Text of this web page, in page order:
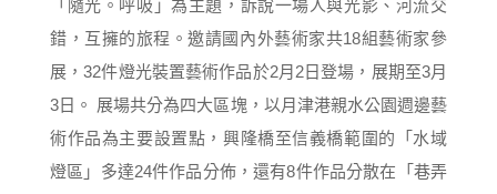
「隨光。呼吸」為主題，訴說一場人與光影、河流交
錯，互擁的旅程。邀請國內外藝術家共18組藝術家參
展，32件燈光裝置藝術作品於2月2日登場，展期至3月
3日。 展場共分為四大區塊，以月津港親水公園週邊藝
術作品為主要設置點，興隆橋至信義橋範圍的「水域
燈區」多達24件作品分佈，還有8件作品分散在「巷弄